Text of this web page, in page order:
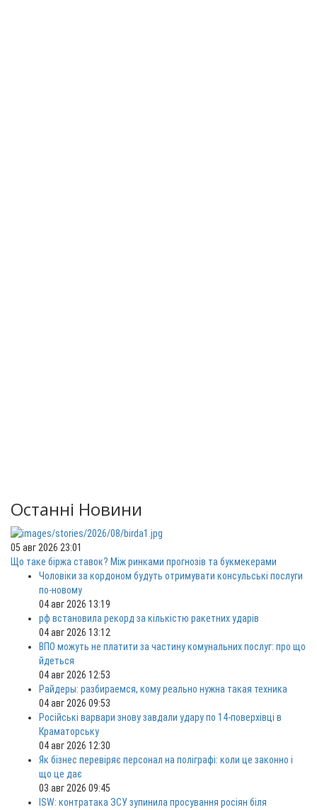
Останні Новини
05 авг 2026 23:01
Що таке біржа ставок? Між ринками прогнозів та букмекерами
Чоловіки за кордоном будуть отримувати консульські послуги
по-новому
04 авг 2026 13:19
рф встановила рекорд за кількістю ракетних ударів
04 авг 2026 13:12
ВПО можуть не платити за частину комунальних послуг: про що
йдеться
04 авг 2026 12:53
Райдеры: разбираемся, кому реально нужна такая техника
04 авг 2026 09:53
Російські варвари знову завдали удару по 14-поверхівці в
Краматорську
04 авг 2026 12:30
Як бізнес перевіряє персонал на поліграфі: коли це законно і
що це дає
03 авг 2026 09:45
ISW: контратака ЗСУ зупинила просування росіян біля